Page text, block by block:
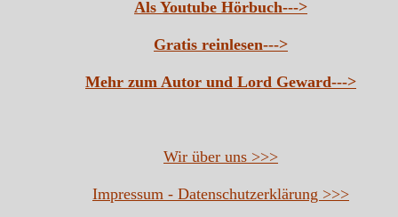
Als Youtube Hörbuch--->
Gratis reinlesen--->
Mehr zum Autor und Lord Geward--->
Wir über uns >>>
Impressum - Datenschutzerklärung >>>